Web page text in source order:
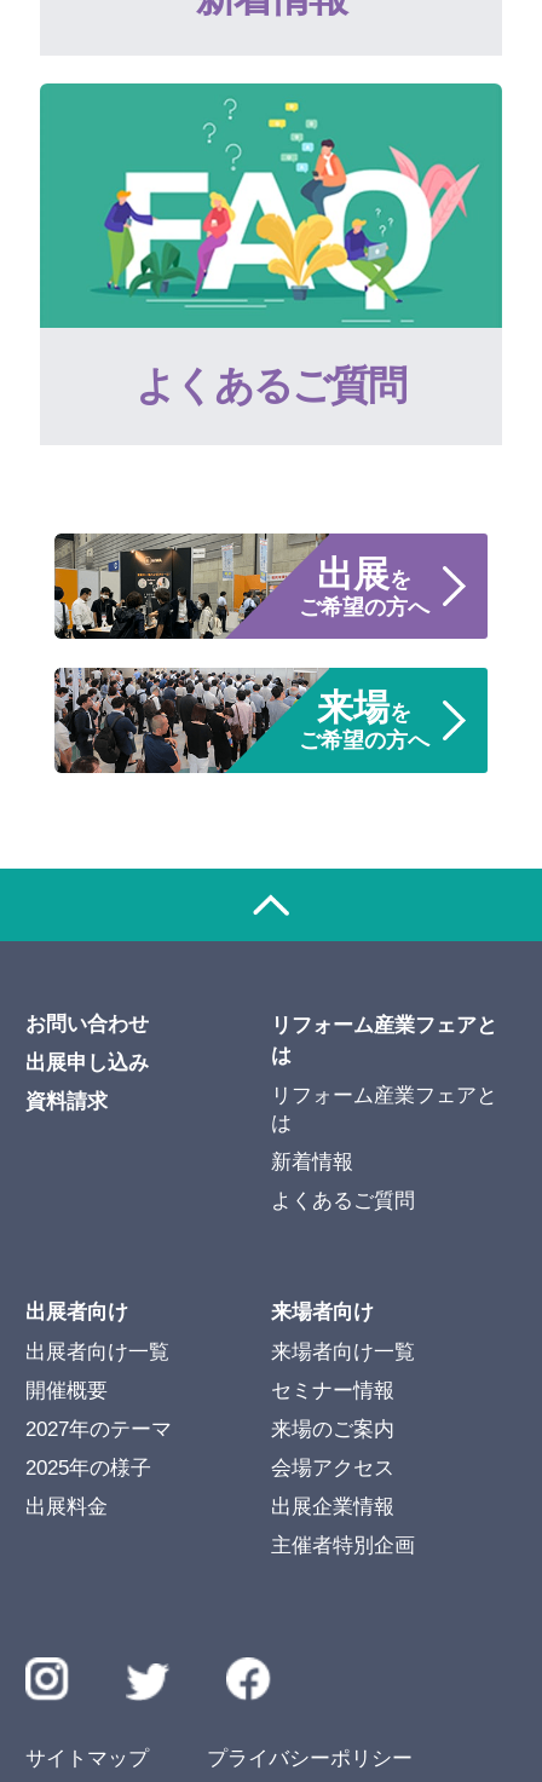
よくあるご質問
出展を
ご希望の方へ
来場を
ご希望の方へ
お問い合わせ
出展申し込み
資料請求
リフォーム産業フェアと
は
リフォーム産業フェアと
は
新着情報
よくあるご質問
出展者向け
出展者向け一覧
開催概要
2027年のテーマ
2025年の様子
出展料金
来場者向け
来場者向け一覧
セミナー情報
来場のご案内
会場アクセス
出展企業情報
主催者特別企画
サイトマップ プライバシーポリシー